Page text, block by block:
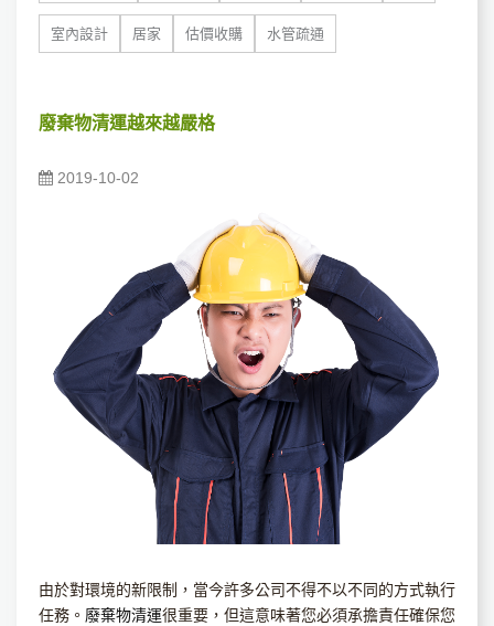
室內設計 居家 估價收購 水管疏通
廢棄物清運越來越嚴格
2019-10-02
由於對環境的新限制，當今許多公司不得不以不同的方式執行
任務。 廢棄物清運很重要，但這意味著您必須承擔責任確保您